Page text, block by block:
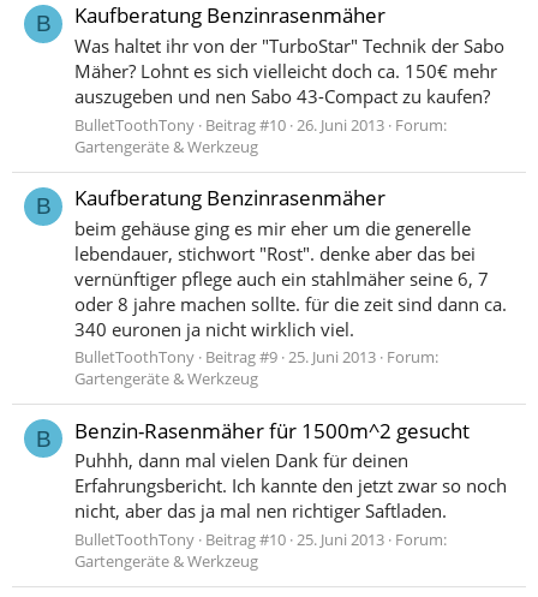
B Kaufberatung Benzinrasenmäher
Was haltet ihr von der "TurboStar" Technik der Sabo
Mäher? Lohnt es sich vielleicht doch ca. 150€ mehr
auszugeben und nen Sabo 43-Compact zu kaufen?
BulletToothTony Beitrag #10 26. Juni 2013 Forum:
Gartengeräte & Werkzeug
B Kaufberatung Benzinrasenmäher
beim gehäuse ging es mir eher um die generelle
lebendauer, stichwort "Rost". denke aber das bei
vernünftiger pflege auch ein stahlmäher seine 6, 7
oder 8 jahre machen sollte. für die zeit sind dann ca.
340 euronen ja nicht wirklich viel.
BulletToothTony Beitrag #9 25. Juni 2013 Forum:
Gartengeräte & Werkzeug
B Benzin-Rasenmäher für 1500m^2 gesucht
Puhhh, dann mal vielen Dank für deinen
Erfahrungsbericht. Ich kannte den jetzt zwar so noch
nicht, aber das ja mal nen richtiger Saftladen.
BulletToothTony Beitrag #10 25. Juni 2013 Forum:
Gartengeräte & Werkzeug